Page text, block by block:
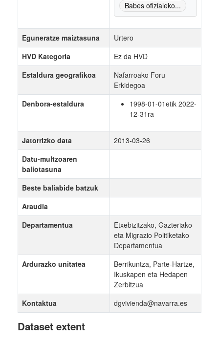
Babes ofizialeko...
Eguneratze maiztasuna
Urtero
HVD Kategoria
Ez da HVD
Estaldura geografikoa
Nafarroako Foru
Erkidegoa
Denbora-estaldura
1998-01-01etik 2022-
12-31ra
Jatorrizko data
2013-03-26
Datu-multzoaren
baliotasuna
Beste baliabide batzuk
Araudia
Departamentua
Etxebizitzako, Gazteriako
eta Migrazio Politiketako
Departamentua
Ardurazko unitatea
Berrikuntza, Parte-Hartze,
Ikuskapen eta Hedapen
Zerbitzua
Kontaktua
dgvivienda@navarra.es
Dataset extent